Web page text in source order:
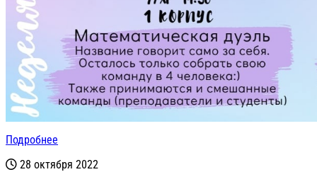
Подробнее
28 октября 2022